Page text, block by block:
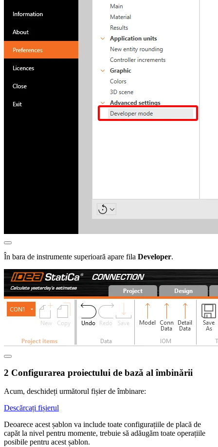
În bara de instrumente superioară apare fila Developer.
2 Configurarea proiectului de bază al îmbinării
Acum, deschideți următorul fișier de îmbinare:
Descărcați fișierul
Deoarece acest șablon va include toate configurațiile de placă de
capăt la nivel pentru momente, trebuie să adăugăm toate operațiile
posibile pentru acest șablon.